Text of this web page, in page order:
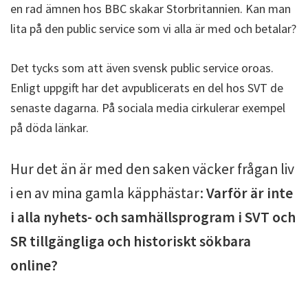
en rad ämnen hos BBC skakar Storbritannien. Kan man
lita på den public service som vi alla är med och betalar?
Det tycks som att även svensk public service oroas.
Enligt uppgift har det avpublicerats en del hos SVT de
senaste dagarna. På sociala media cirkulerar exempel
på döda länkar.
Hur det än är med den saken väcker frågan liv
i en av mina gamla käpphästar:Varför är inte
i alla nyhets- och samhällsprogram i SVT och
SR tillgängliga och historiskt sökbara
online?